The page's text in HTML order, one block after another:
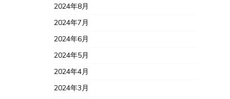
2024年8月
2024年7月
2024年6月
2024年5月
2024年4月
2024年3月